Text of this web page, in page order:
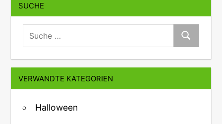
SUCHE
suche:
Suche
VERWANDTE KATEGORIEN
Halloween